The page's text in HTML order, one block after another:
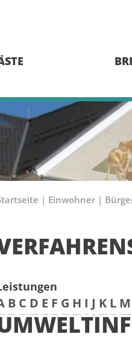
| Einwohner |
B C D E F G H I J K L M